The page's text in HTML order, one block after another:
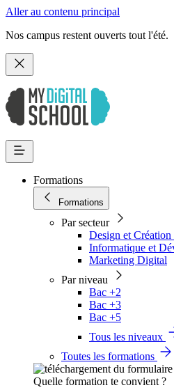
Aller au contenu principal
Nos campus restent ouverts tout l'été.
Formations
Formations
Par secteur
Design et Création
Informatique et
Marketing Digital
Par niveau
Bac +2
Bac +3
Bac +5
Tous les niveaux
Toutes les formations
Quelle formation te convient ?